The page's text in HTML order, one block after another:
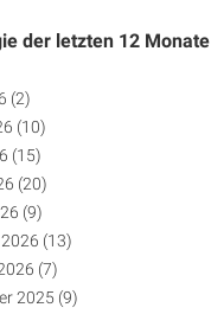
der letzten 12 Monate
(2)
(10)
(15)
(20)
(9)
(13)
(7)
2025 (9)